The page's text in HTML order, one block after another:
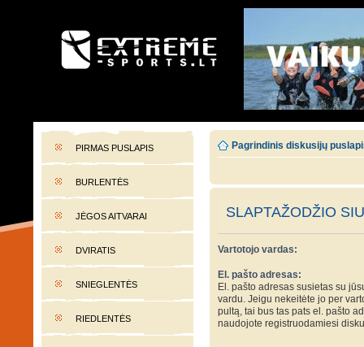
EXTREME-SPORTS.LT
PIRMAS PUSLAPIS
BURLENTĖS
JĖGOS AITVARAI
DVIRATIS
SNIEGLENTĖS
RIEDLENTĖS
Pagrindinis diskusijų
SLAPTAŽODŽIO
Vartotojo vardas:
El. pašto adresas:
El. pašto adresas susietas su
vardu. Jeigu nekeitėte jo per
pultą, tai bus tas pats el. pašto
naudojote registruodamiesi